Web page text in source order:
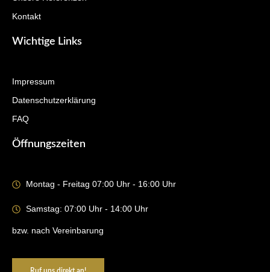
Kontakt
Wichtige Links
Impressum
Datenschutzerklärung
FAQ
Öffnungszeiten
Montag - Freitag 07:00 Uhr - 16:00 Uhr
Samstag: 07:00 Uhr - 14:00 Uhr
bzw. nach Vereinbarung
Ruf uns direkt an!